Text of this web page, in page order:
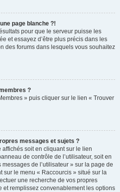
page blanche ?!
pour que le serveur puisse les
et essayez d’être plus précis dans les
des forums dans lesquels vous souhaitez
?
» puis cliquer sur le lien « Trouver
messages et sujets ?
soit en cliquant sur le lien
de contrôle de l’utilisateur, soit en
de l’utilisateur » sur la page de
sur le menu « Raccourcis » situé sur la
une recherche de vos propres
et remplissez convenablement les options